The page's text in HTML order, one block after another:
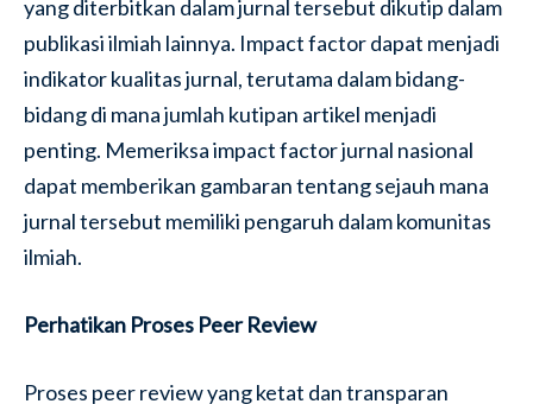
yang diterbitkan dalam jurnal tersebut dikutip dalam
publikasi ilmiah lainnya. Impact factor dapat menjadi
indikator kualitas jurnal, terutama dalam bidang-
bidang di mana jumlah kutipan artikel menjadi
penting. Memeriksa impact factor jurnal nasional
dapat memberikan gambaran tentang sejauh mana
jurnal tersebut memiliki pengaruh dalam komunitas
ilmiah.
Perhatikan Proses Peer Review
Proses peer review yang ketat dan transparan